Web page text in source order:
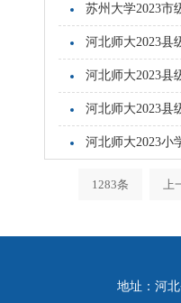
苏州大学2023市
河北师大2023县
河北师大2023县
河北师大2023县
河北师大2023小
1283条 上
地址：河